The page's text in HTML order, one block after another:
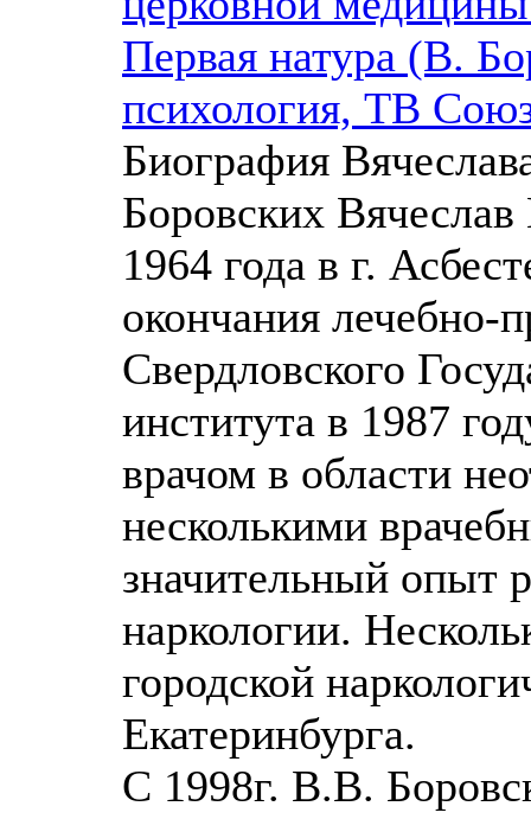
Первая натура (В.
психология, ТВ
Биография
Боровских
1964 года в г.
окончания лечебно-
Свердловского
института в 1987
врачом в области
несколькими
значительный опыт
наркологии.
городской
Екатеринбурга.
С 1998г. В.В.